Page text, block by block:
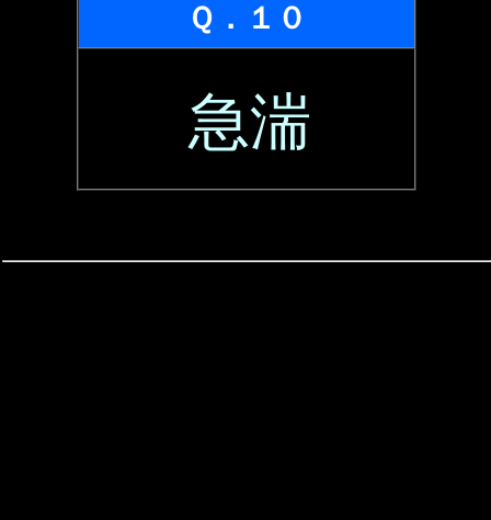
Ｑ．１０
急湍